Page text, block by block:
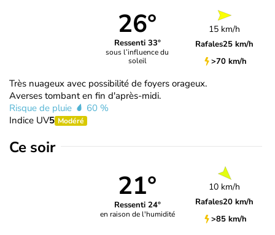
26°
Ressenti 33°
sous l’influence du
soleil
15 km/h
Rafales25 km/h
>70 km/h
Très nuageux avec possibilité de foyers orageux.
Averses tombant en fin d'après-midi.
Risque de pluie
60 %
Indice UV5 Modéré
Ce soir
21°
Ressenti 24°
en raison de l'humidité
10 km/h
Rafales20 km/h
>85 km/h